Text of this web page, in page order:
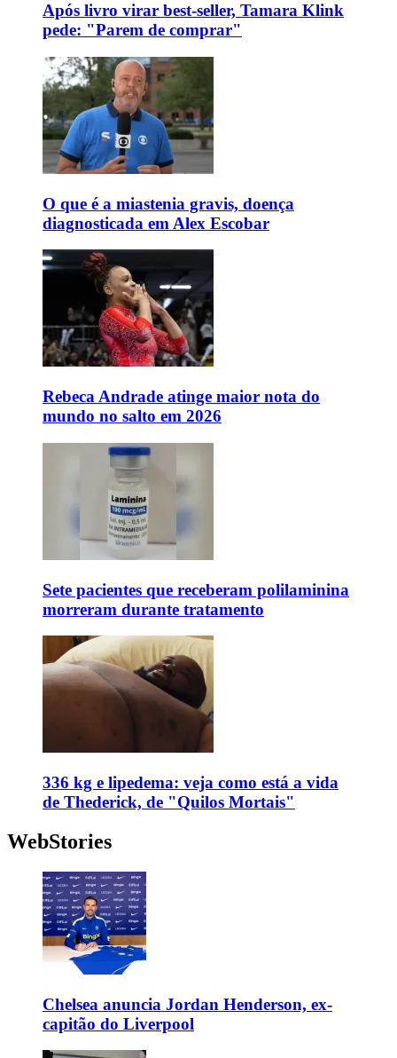
Após livro virar best-seller, Tamara Klink
pede: "Parem de comprar"
O que é a miastenia gravis, doença
diagnosticada em Alex Escobar
Rebeca Andrade atinge maior nota do
mundo no salto em 2026
Sete pacientes que receberam polilaminina
morreram durante tratamento
336 kg e lipedema: veja como está a vida
de Thederick, de "Quilos Mortais"
WebStories
Chelsea anuncia Jordan Henderson, ex-
capitão do Liverpool